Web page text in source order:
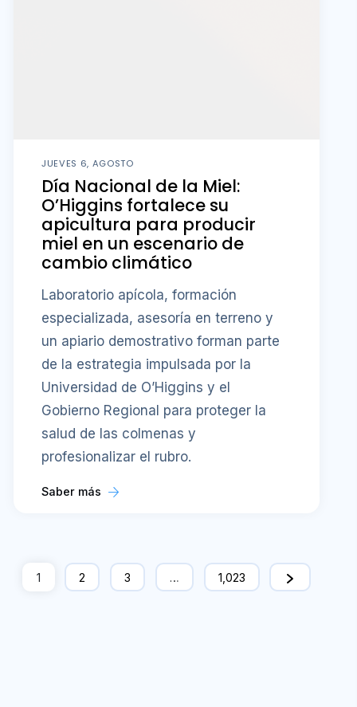
JUEVES 6, AGOSTO
Día Nacional de la Miel:
O’Higgins fortalece su
apicultura para producir
miel en un escenario de
cambio climático
Laboratorio apícola, formación
especializada, asesoría en terreno y
un apiario demostrativo forman parte
de la estrategia impulsada por la
Universidad de O’Higgins y el
Gobierno Regional para proteger la
salud de las colmenas y
profesionalizar el rubro.
Saber más
1 2 3 … 1,023